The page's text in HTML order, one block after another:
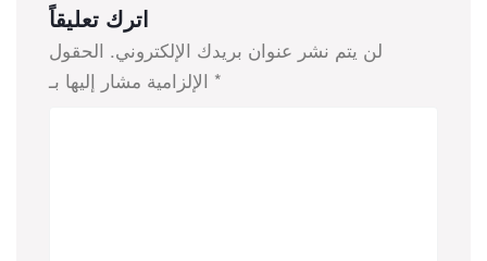
اترك تعليقاً
لن يتم نشر عنوان بريدك الإلكتروني. الحقول
*